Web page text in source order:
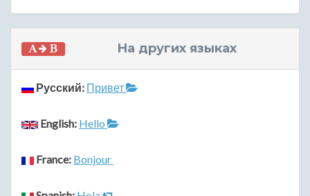
На других языках
Русский: Привет
English: Hello
France: Bonjour